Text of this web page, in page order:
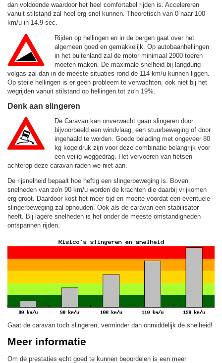
dan voldoende waardoor het heel comfortabel rijden is. Accelereren
vanuit stilstand zal heel erg snel kunnen. Theoretisch van 0 naar 100
km/u in 14.9 sec.
Rijden op hellingen en in de bergen gaat over het
algemeen goed en gemakkelijk. Op autobaanhellingen
in het buitenland zal de motor minimaal 2900 toeren
moeten maken. De maximale snelheid bij langdurig
volgas zal dan in de meeste situaties rond de 114 km/u kunnen liggen.
Op steile hellingen is er geen probleem te verwachten, ook niet bij het
wegrijden vanuit stilstand op hellingen tot zo'n 19%.
Denk aan slingeren
De Caravan kan onverwacht gaan slingeren door
bijvoorbeeld een windvlaag, een stuurbeweging of door
ingehaald te worden. Goede belading met ongeveer 80
kg kogeldruk zijn voor deze combinatie belangrijk voor
een veilig weggedrag. Het vervoeren van fietsen
achterop deze caravan raden we niet aan.
De rijsnelheid bepaalt hoe heftig een slingerbeweging is. Boven
snelheden van zo'n 90 km/u worden de krachten die daarbij vrijkomen
erg groot. Daardoor kost het meer tijd en moeite voordat een eventuele
slingerbeweging zal ophouden. Ook als de caravan een stabilisator
heeft. Bij lagere snelheden is het onder de meeste omstandigheden
ontspannen rijden.
Gaat de caravan toch slingeren, verminder dan onmiddelijk de snelheid!
Meer informatie
Om de prestaties echt goed te kunnen beoordelen is een meer